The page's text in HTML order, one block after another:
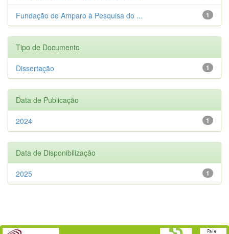
1
Fundação de Amparo à Pesquisa do ...
Tipo de Documento
1
Dissertação
Data de Publicação
1
2024
Data de Disponibilização
1
2025